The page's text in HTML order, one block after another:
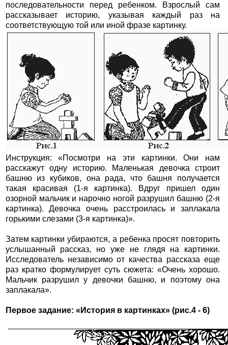
последовательности перед ребенком. Взрослый сам
рассказывает историю, указывая каждый раз на
соответствующую той или иной фразе картинку.
Инструкция: «Посмотри на эти картинки. Они нам
расскажут одну историю. Маленькая девочка строит
башню из кубиков, она рада, что башня получается
такая красивая (1-я картинка). Вдруг пришел один
озорной мальчик и нарочно ногой разрушил башню (2-я
картинка). Девочка очень расстроилась и заплакала
горькими слезами (3-я картинка)».
Затем картинки убираются, а ребенка просят повторить
услышанный рассказ, но уже не глядя на картинки.
Исследователь независимо от качества рассказа еще
раз кратко формулирует суть сюжета: «Очень хорошо.
Мальчик разрушил у девочки башню, и поэтому она
заплакала».
Первое задание: «История в картинках» (рис.4 - 6)